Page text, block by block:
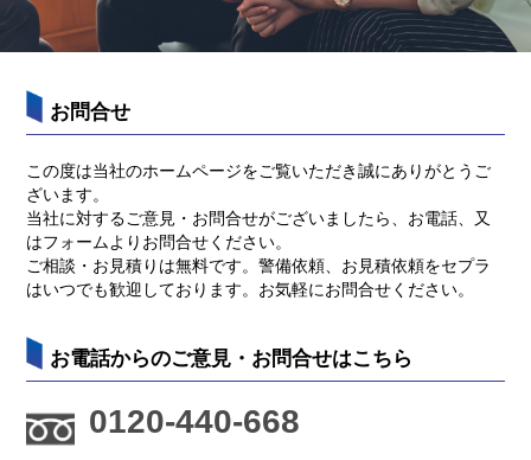
お問合せ
この度は当社のホームページをご覧いただき誠にありがとうご
ざいます。
当社に対するご意見・お問合せがございましたら、お電話、又
はフォームよりお問合せください。
ご相談・お見積りは無料です。警備依頼、お見積依頼をセプラ
はいつでも歓迎しております。お気軽にお問合せください。
お電話からのご意見・お問合せはこちら
0120-440-668